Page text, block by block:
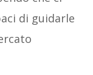
di guidarle